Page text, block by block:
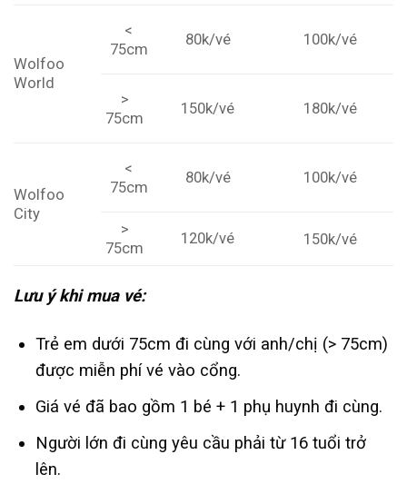
Wolfoo
World
<
75cm
80k/vé 100k/vé
>
75cm
150k/vé 180k/vé
Wolfoo
City
<
75cm
80k/vé 100k/vé
>
75cm
120k/vé 150k/vé
Lưu ý khi mua vé:
Trẻ em dưới 75cm đi cùng với anh/chị (> 75cm)
được miễn phí vé vào cổng.
Giá vé đã bao gồm 1 bé + 1 phụ huynh đi cùng.
Người lớn đi cùng yêu cầu phải từ 16 tuổi trở
lên.